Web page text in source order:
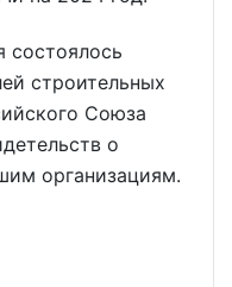
состоялось
строительных
Союза
о
организациям.